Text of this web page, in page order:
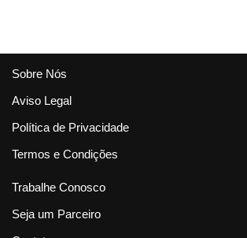
Sobre Nós
Aviso Legal
Política de Privacidade
Termos e Condições
Trabalhe Conosco
Seja um Parceiro